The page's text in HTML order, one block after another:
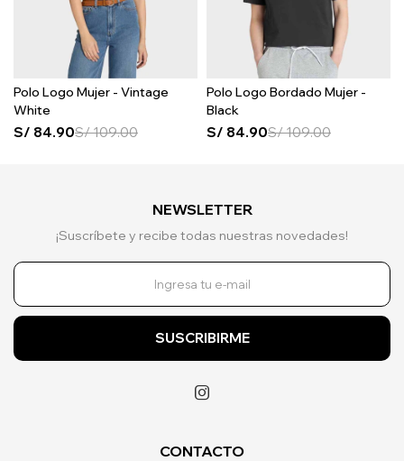
Polo Logo Mujer - Vintage
White
S/ 84.90S/109.00
Polo Logo Bordado Mujer -
Black
S/ 84.90S/109.00
CONTACTO
NEWSLETTER
¡Suscríbete y recibe todas nuestras novedades!
SUSCRIBIRME
